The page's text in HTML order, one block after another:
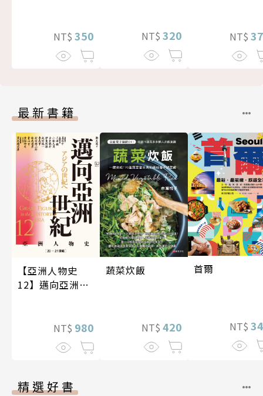
NT$ 350 NT$ 320 NT$
最新書籍
【亞洲人物史
12】邁向亞洲世
NT$ 980
蔬菜炊飯
NT$ 420
首爾
NT$
精選好書